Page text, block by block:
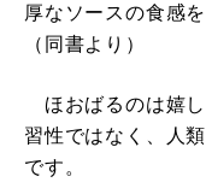
厚なソースの食感
（同書より）
ほおばるのは嬉
習性ではなく、人
です。